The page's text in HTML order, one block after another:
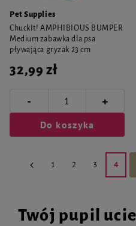
Pet Supplies
ChuckIt! AMPHIBIOUS BUMPER
Medium zabawka dla psa
pływająca gryzak 23 cm
32,99 zł
- +
Do koszyka
1 2 3 4
Twój pupil